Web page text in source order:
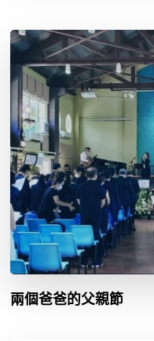
兩個爸爸的父親節